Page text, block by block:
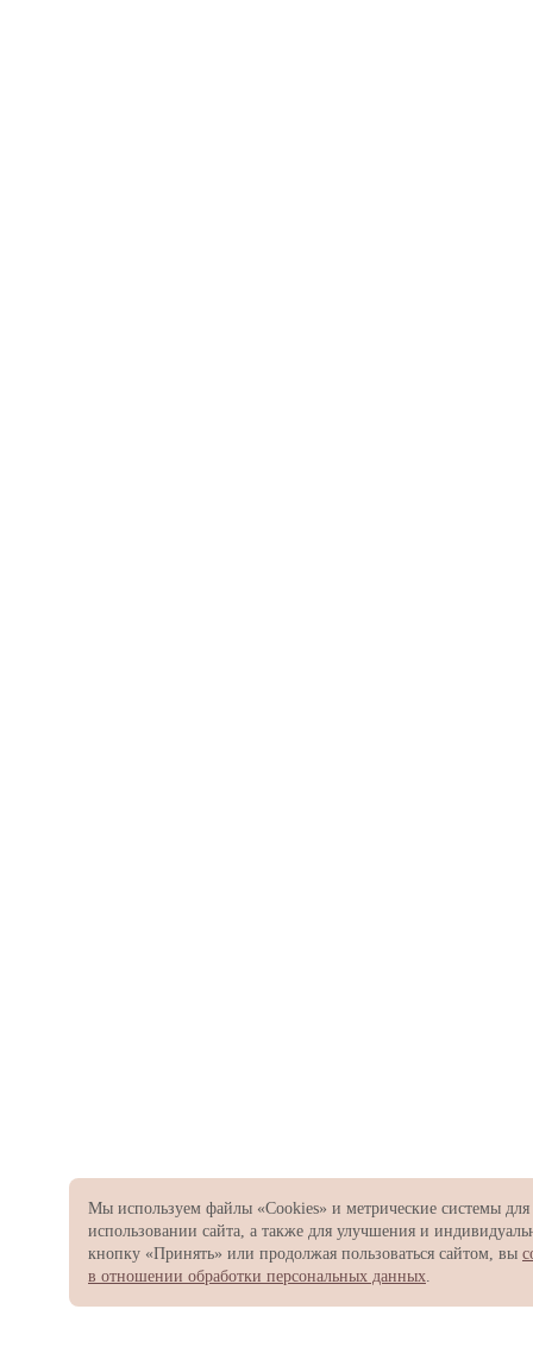
Мы используем файлы «Cookies» и метрические системы
использовании сайта, а также для улучшения и
кнопку «Принять» или продолжая пользоваться сайтом, вы
в отношении обработки персональных данных.